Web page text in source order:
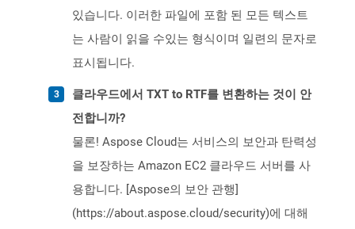
있습니다. 이러한 파일에 포함 된 모든 텍스트
는 사람이 읽을 수있는 형식이며 일련의 문자로
표시됩니다.
클라우드에서 TXT to RTF를 변환하는 것이 안
전합니까?
물론! Aspose Cloud는 서비스의 보안과 탄력성
을 보장하는 Amazon EC2 클라우드 서버를 사
용합니다. [Aspose의 보안 관행]
(https://about.aspose.cloud/security)에 대해